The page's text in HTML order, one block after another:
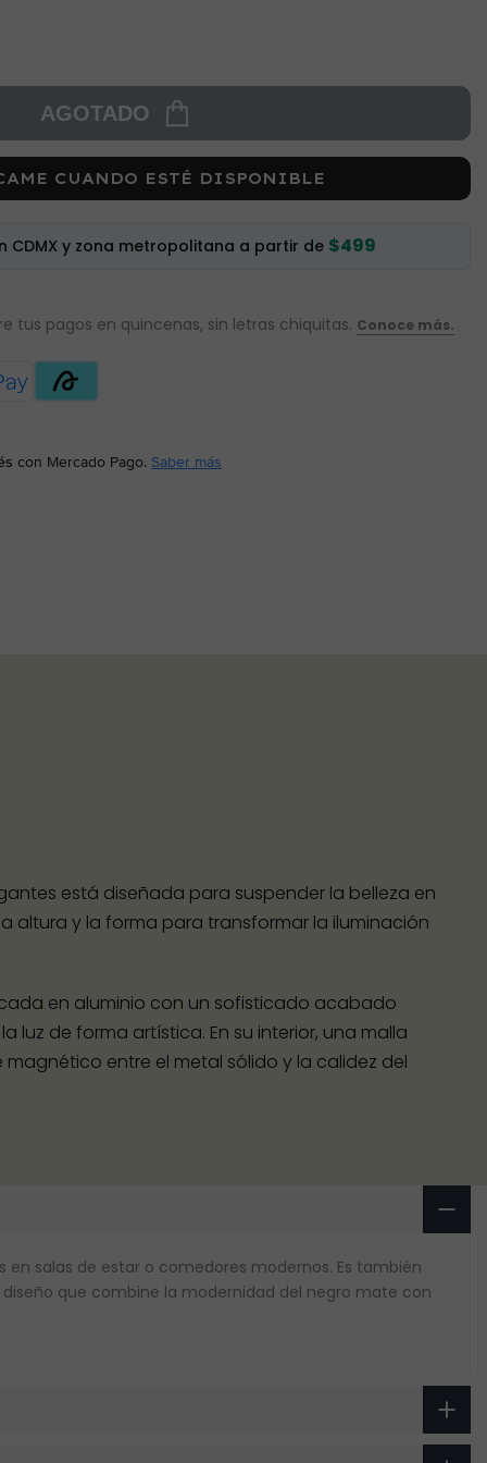
AGOTADO
CUANDO ESTÉ DISPONIBLE
CDMX y zona metropolitana a partir de $499
con Mercado Pago. Saber más
está diseñada para suspender la belleza en
altura y la forma para transformar la iluminación
en aluminio con un sofisticado acabado
de forma artística. En su interior, una malla
entre el metal sólido y la calidez del
salas de estar o comedores modernos. Es también
que combine la modernidad del negro mate con